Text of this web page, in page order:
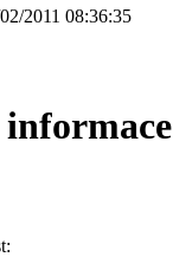
2011 08:36:35